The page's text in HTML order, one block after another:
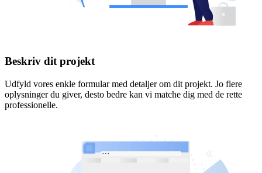
Beskriv dit projekt
Udfyld vores enkle formular med detaljer om dit projekt. Jo flere
oplysninger du giver, desto bedre kan vi matche dig med de rette
professionelle.